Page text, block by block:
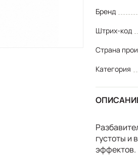
Бренд
Штрих-код
Страна
Категория
густоты и
эффектов.